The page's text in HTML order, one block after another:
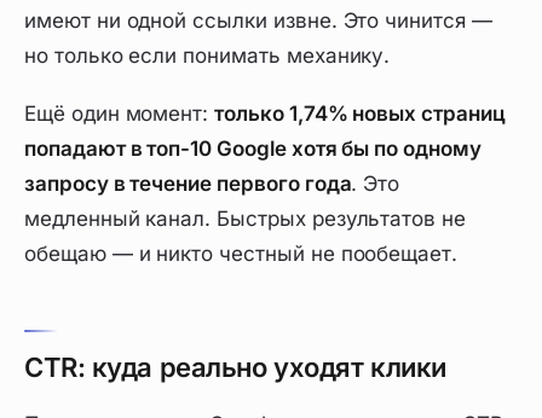
имеют ни одной ссылки извне. Это чинится —
но только если понимать механику.
Ещё один момент:только 1,74% новых страниц
попадают в топ-10 Google хотя бы по одному
запросу в течение первого года. Это
медленный канал. Быстрых результатов не
обещаю — и никто честный не пообещает.
CTR: куда реально уходят клики